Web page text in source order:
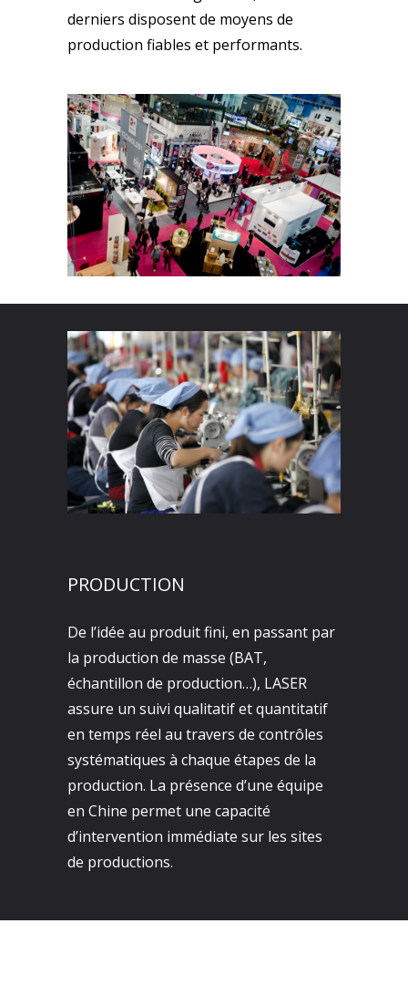
derniers disposent de moyens de
production fiables et performants.
PRODUCTION
De l’idée au produit fini, en passant par
la production de masse (BAT,
échantillon de production…), LASER
assure un suivi qualitatif et quantitatif
en temps réel au travers de contrôles
systématiques à chaque étapes de la
production. La présence d’une équipe
en Chine permet une capacité
d’intervention immédiate sur les sites
de productions.